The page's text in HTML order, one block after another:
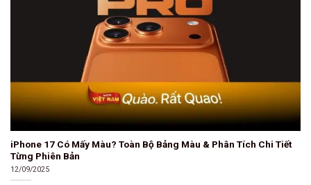
iPhone 17 Có Mấy Màu? Toàn Bộ Bảng Màu & Phân Tích Chi Tiết
Từng Phiên Bản
12/09/2025